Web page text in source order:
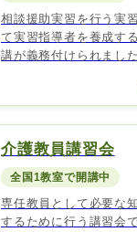
相談援助実習を行う実
て実習指導者を養成す
講が義務付けられました
介護教員講習会
全国1教室で開講中
専任教員として必要な
するために行う講習会で